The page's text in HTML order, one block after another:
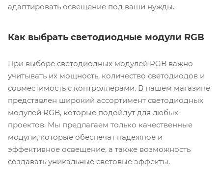
адаптировать освещение под ваши нужды.
Как выбрать светодиодные модули RGB
При выборе светодиодных модулей RGB важно
учитывать их мощность, количество светодиодов и
совместимость с контроллерами. В нашем магазине
представлен широкий ассортимент светодиодных
модулей RGB, которые подойдут для любых
проектов. Мы предлагаем только качественные
модули, которые обеспечат надежное и
эффективное освещение, а также возможность
создавать уникальные световые эффекты.